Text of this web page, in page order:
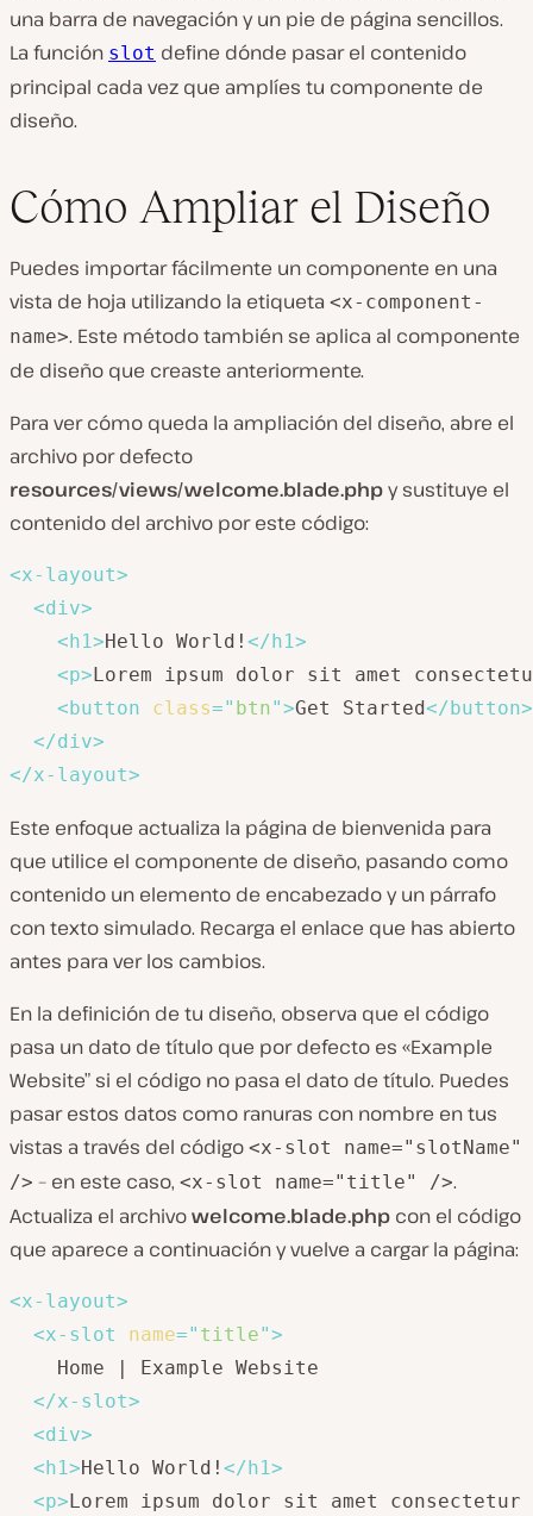
una barra de navegación y un pie de página sencillos.
La función slot define dónde pasar el contenido
principal cada vez que amplíes tu componente de
diseño.
Cómo Ampliar el Diseño
Puedes importar fácilmente un componente en una
vista de hoja utilizando la etiqueta <x-component-
name>. Este método también se aplica al componente
de diseño que creaste anteriormente.
Para ver cómo queda la ampliación del diseño, abre el
archivo por defecto
resources/views/welcome.blade.phpy sustituye el
contenido del archivo por este código:
<x-layout>
<div>
<h1>Hello World! </h1>
<p>Lorem ipsum dolor sit amet
<button class=" btn">Get Started</button>
</div>
</x-layout>
Este enfoque actualiza la página de bienvenida para
que utilice el componente de diseño, pasando como
contenido un elemento de encabezado y un párrafo
con texto simulado. Recarga el enlace que has abierto
antes para ver los cambios.
En la definición de tu diseño, observa que el código
pasa un dato de título que por defecto es «Example
Website” si el código no pasa el dato de título. Puedes
pasar estos datos como ranuras con nombre en tus
vistas a través del código <x-slot name="slotName"
/> – en este caso, <x-slot name="title" />.
Actualiza el archivowelcome.blade.php con el código
que aparece a continuación y vuelve a cargar la página:
<x-layout>
<x-slot name=" title">
    Home | Example Website
</x-slot>
<div>
<h1>Hello World! </h1>
<p>Lorem ipsum dolor sit amet